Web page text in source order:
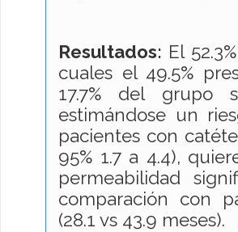
Resultados: El
cuales el 49.5%
17.7% del grupo
estimándose un
pacientes con
95% 1.7 a 4.4),
permeabilidad
comparación con
(28.1 vs 43.9 meses).